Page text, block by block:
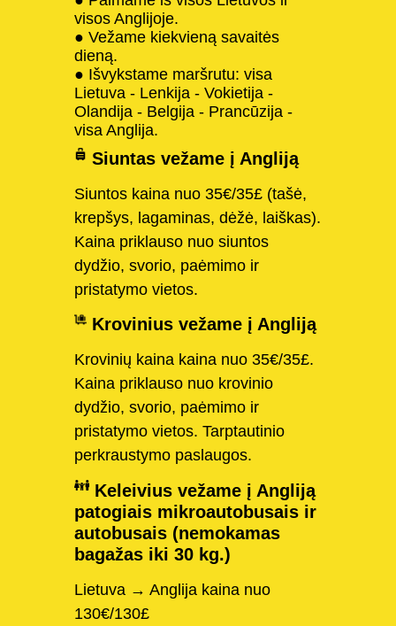
visos Anglijoje.
● Vežame kiekvieną savaitės
dieną.
● Išvykstame maršrutu: visa
Lietuva - Lenkija - Vokietija -
Olandija - Belgija - Prancūzija -
visa Anglija.
Siuntas vežame į Angliją
Siuntos kaina nuo 35€/35£ (tašė,
krepšys, lagaminas, dėžė, laiškas).
Kaina priklauso nuo siuntos
dydžio, svorio, paėmimo ir
pristatymo vietos.
Krovinius vežame į Angliją
Krovinių kaina kaina nuo 35€/35£.
Kaina priklauso nuo krovinio
dydžio, svorio, paėmimo ir
pristatymo vietos. Tarptautinio
perkraustymo paslaugos.
Keleivius vežame į Angliją
patogiais mikroautobusais ir
autobusais (nemokamas
bagažas iki 30 kg.)
Lietuva → Anglija kaina nuo
130€/130£